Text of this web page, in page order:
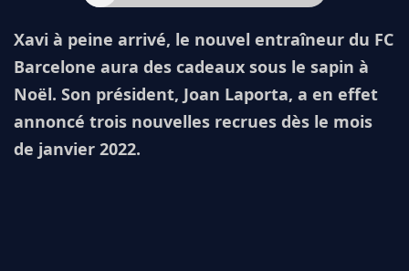
Xavi à peine arrivé, le nouvel entraîneur du FC
Barcelone aura des cadeaux sous le sapin à
Noël. Son président, Joan Laporta, a en effet
annoncé trois nouvelles recrues dès le mois
de janvier 2022.